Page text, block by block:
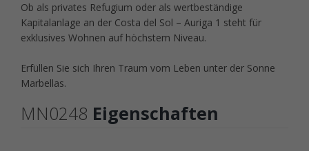
Ob als privates Refugium oder als wertbeständige
Kapitalanlage an der Costa del Sol – Auriga 1 steht für
exklusives Wohnen auf höchstem Niveau.
Erfüllen Sie sich Ihren Traum vom Leben unter der Sonne
Marbellas.
MN0248 Eigenschaften